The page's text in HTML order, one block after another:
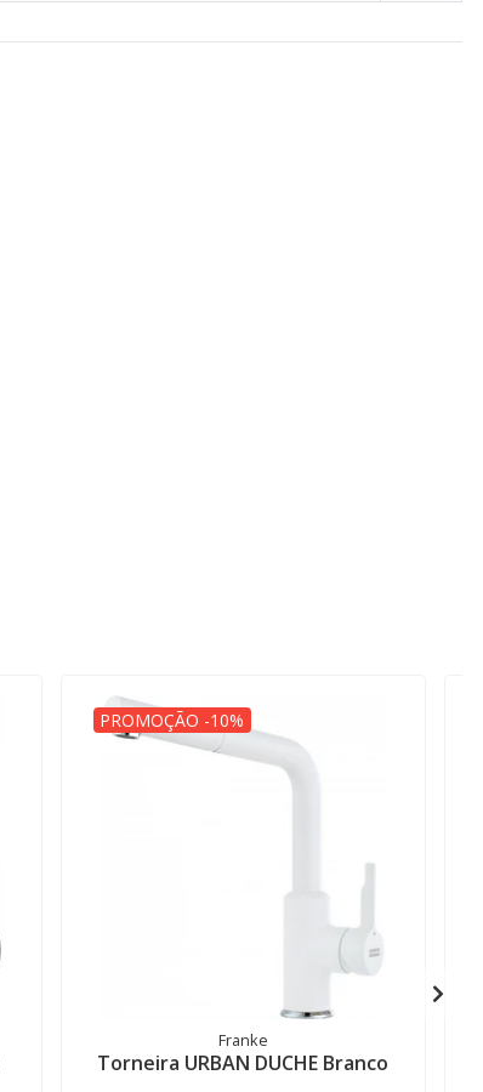
PROMOÇÃO -10%
Franke
Torneira URBAN DUCHE Branco